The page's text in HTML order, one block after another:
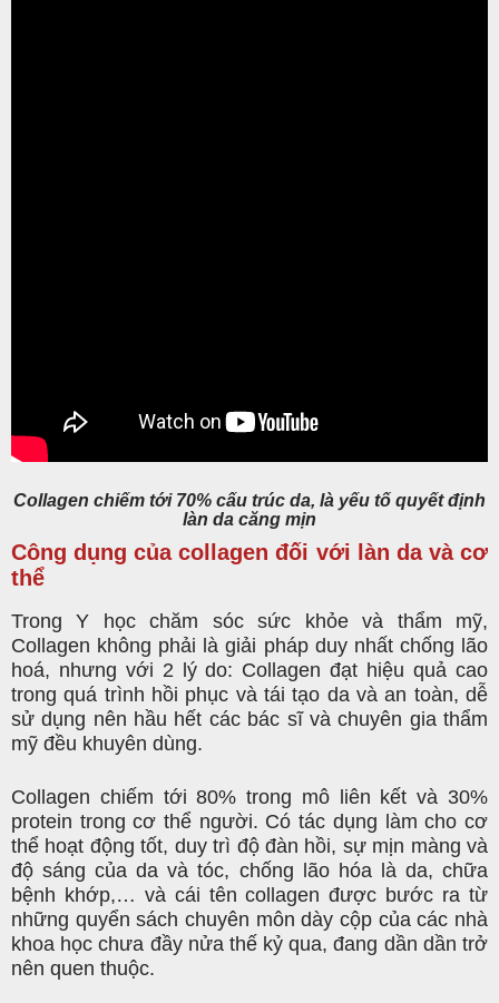
Collagen chiếm tới 70% cấu trúc da, là yếu tố quyết định
làn da căng mịn
Công dụng của collagen đối với làn da và cơ
thể
Trong Y học chăm sóc sức khỏe và thẩm mỹ,
Collagen không phải là giải pháp duy nhất chống lão
hoá, nhưng với 2 lý do: Collagen đạt hiệu quả cao
trong quá trình hồi phục và tái tạo da và an toàn, dễ
sử dụng nên hầu hết các bác sĩ và chuyên gia thẩm
mỹ đều khuyên dùng.
Collagen chiếm tới 80% trong mô liên kết và 30%
protein trong cơ thể người. Có tác dụng làm cho cơ
thể hoạt động tốt, duy trì độ đàn hồi, sự mịn màng và
độ sáng của da và tóc, chống lão hóa là da, chữa
bệnh khớp,… và cái tên collagen được bước ra từ
những quyển sách chuyên môn dày cộp của các nhà
khoa học chưa đầy nửa thế kỷ qua, đang dần dần trở
nên quen thuộc.